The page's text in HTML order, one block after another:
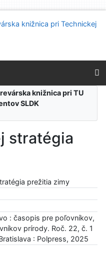
knižnica pri TU
SLDK
stratégia
prežitia zimy
: časopis pre poľovníkov,
prírody. Roč. 22, č. 1
: Polpress, 2025